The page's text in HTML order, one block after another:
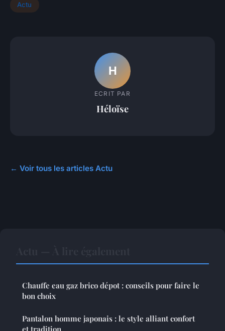
Actu
H
ECRIT PAR
Héloïse
← Voir tous les articles Actu
Chauffe eau gaz brico dépot : conseils pour faire le
bon choix
Pantalon homme japonais : le style alliant confort
et tradition